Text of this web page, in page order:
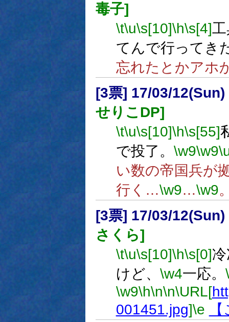
毒子]
\t\u\s[10]\h\s[4]
てんで行ってき
忘れたとかアホ
[3票] 17/03/
せりこDP]
\t\u\s[10]\h\s[55]
で投了。 \w9\w9
い数の帝国兵が
行く…\w9…\w9
[3票] 17/03/
さくら]
\t\u\s[10]\h\s[0]
けど、 \w4一応。
\w9\h\n\n\URL[
001451.jpg]\e